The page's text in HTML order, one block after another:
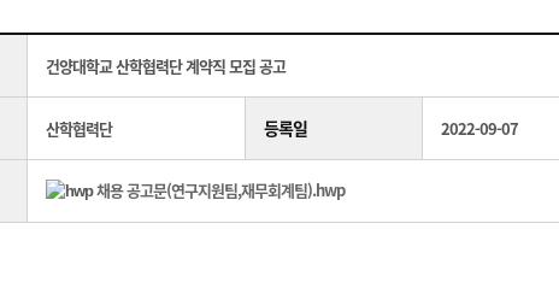
건양대학교 산학협력단 계약직 모집 공고
산학협력단 등록일 2022-09-07
채용 공고문(연구지원팀,재무회계팀).hwp